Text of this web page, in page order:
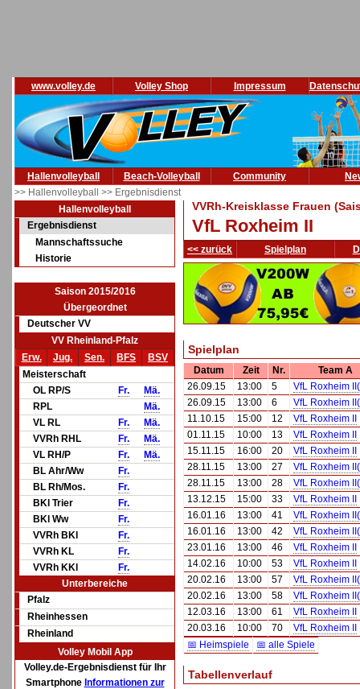
www.volley.de Volley Shop Impressum
Hallenvolleyball Beach-Volleyball Community
>> Hallenvolleyball >> Ergebnisdienst
Hallenvolleyball
Ergebnisdienst
Mannschaftssuche
Historie
Saison 2015/2016
Übergeordnet
Deutscher VV
VV Rheinland-Pfalz
Erw.
Jug. Sen. BFS
BSV
Meisterschaft
OL RP/S
Fr.
Mä.
RPL
Mä.
VL RL
Fr.
Mä.
VVRh RHL
Fr.
Mä.
VL RH/P
Fr.
Mä.
BL Ahr/Ww
Fr.
BL Rh/Mos.
Fr.
BKl Trier
Fr.
BKl Ww
Fr.
VVRh BKl
Fr.
VVRh KL
Fr.
VVRh KKl
Fr.
Unterbereiche
Pfalz
Rheinhessen
Rheinland
Volley Mobil App
Volley.de-Ergebnisdienst für Ihr
Smartphone Informationen zur
VVRh-Kreisklasse Frauen
VfL Roxheim II
<< zurück Spielplan
Spielplan
Datum Zeit Nr.
Team A
26.09.15
13:00 5
VfL Roxheim
26.09.15
13:00 6
VfL Roxheim
11.10.15
15:00 12
VfL Roxheim II
01.11.15
10:00 13
VfL Roxheim II
15.11.15
16:00 20
VfL Roxheim II
28.11.15
13:00 27
VfL Roxheim
28.11.15
13:00 28
VfL Roxheim
13.12.15
15:00 33
VfL Roxheim II
16.01.16
13:00 41
VfL Roxheim
16.01.16
13:00 42
VfL Roxheim
23.01.16
13:00 46
VfL Roxheim II
14.02.16
10:00 53
VfL Roxheim II
20.02.16
13:00 57
VfL Roxheim
20.02.16
13:00 58
VfL Roxheim
12.03.16
13:00 61
VfL Roxheim II
20.03.16
10:00 70
VfL Roxheim II
📅 Heimspiele
📅 alle Spiele
Tabellenverlauf